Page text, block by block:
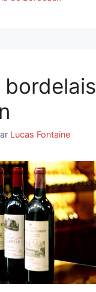
bordelais
Lucas Fontaine